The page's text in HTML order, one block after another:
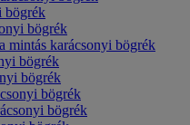
bögrék
bögrék
mintás karácsonyi bögrék
bögrék
bögrék
bögrék
bögrék